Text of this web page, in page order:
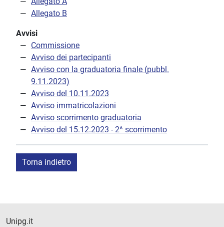
Allegato B
Avvisi
Commissione
Avviso dei partecipanti
Avviso con la graduatoria finale (pubbl.
9.11.2023)
Avviso del 10.11.2023
Avviso immatricolazioni
Avviso scorrimento graduatoria
Avviso del 15.12.2023 - 2^ scorrimento
Torna indietro
Unipg.it